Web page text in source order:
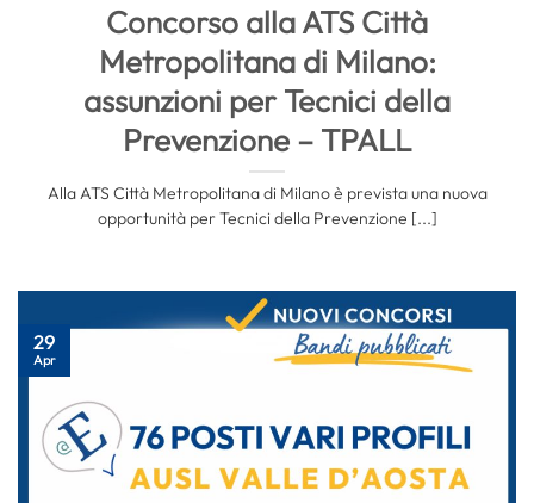
Concorso alla ATS Città
Metropolitana di Milano:
assunzioni per Tecnici della
Prevenzione – TPALL
Alla ATS Città Metropolitana di Milano è prevista una nuova
opportunità per Tecnici della Prevenzione [...]
29
Apr